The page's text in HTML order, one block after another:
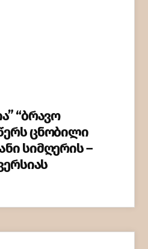
“ბრავო
ცნობილი
სიმღერის –